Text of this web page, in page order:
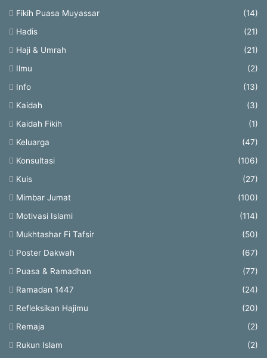
Fikih Puasa Muyassar
(14)
Hadis
(21)
Haji & Umrah
(21)
Ilmu
(2)
Info
(13)
Kaidah
(3)
Kaidah Fikih
(1)
Keluarga
(47)
Konsultasi
(106)
Kuis
(27)
Mimbar Jumat
(100)
Motivasi Islami
(114)
Mukhtashar Fi Tafsir
(50)
Poster Dakwah
(67)
Puasa & Ramadhan
(77)
Ramadan 1447
(24)
Refleksikan Hajimu
(20)
Remaja
(2)
Rukun Islam
(2)